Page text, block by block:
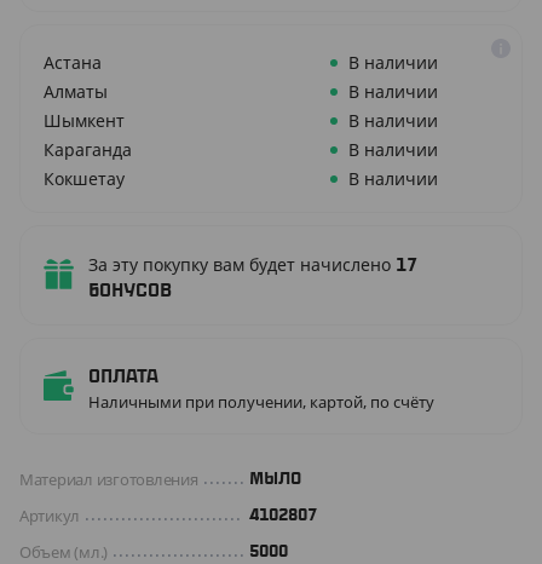
Астана
В наличии
Алматы
В наличии
Шымкент
В наличии
Караганда
В наличии
Кокшетау
В наличии
За эту покупку вам будет начислено 17
бонусов
Оплата
Наличными при получении, картой, по счёту
Материал изготовления МЫЛО
Артикул 4102807
Объем (мл.) 5000